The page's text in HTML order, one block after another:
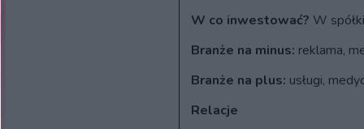
W co inwestować? W
Branże na minus: reklama,
Branże na plus: usługi,
Relacje